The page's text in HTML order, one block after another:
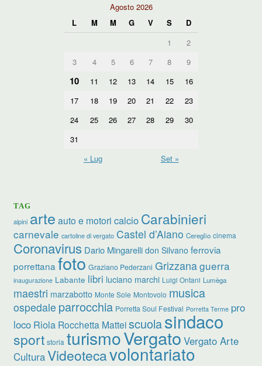
Agosto 2026
L
M M G V S
D
1
2
3
4 5 6 7 8 9
10 11 12 13 14 15
16
17
18 19 20 21 22
23
24
25 26 27 28 29
30
31
« Lug
Set »
TAG
alpini arte auto e motori calcio Carabinieri
carnevale cartoline di vergato Castel d’Aiano Cereglio cinema
Coronavirus Dario Mingarelli don Silvano ferrovia
porrettana foto Graziano Pederzani Grizzanaguerra
inaugurazione Labante libri luciano marchi Luigi Ontani Lumèga
maestri marzabotto Monte Sole Montovolo musica
ospedale parrocchia Porretta Soul Festival Porretta Terme pro
loco Riola Rocchetta Matteiscuolasindaco
sport storia turismoVergato Vergato Arte
CulturaVideotecavolontariato